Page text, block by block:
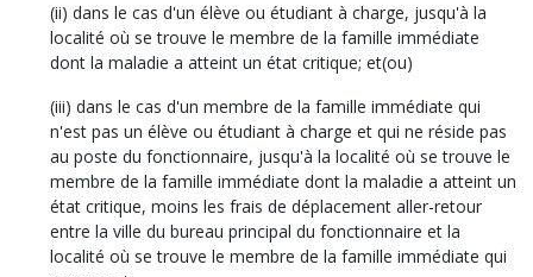
(ii) dans le cas d'un élève ou étudiant à charge, jusqu'à la
localité où se trouve le membre de la famille immédiate
dont la maladie a atteint un état critique; et(ou)
(iii) dans le cas d'un membre de la famille immédiate qui
n'est pas un élève ou étudiant à charge et qui ne réside pas
au poste du fonctionnaire, jusqu'à la localité où se trouve le
membre de la famille immédiate dont la maladie a atteint un
état critique, moins les frais de déplacement aller-retour
entre la ville du bureau principal du fonctionnaire et la
localité où se trouve le membre de la famille immédiate qui